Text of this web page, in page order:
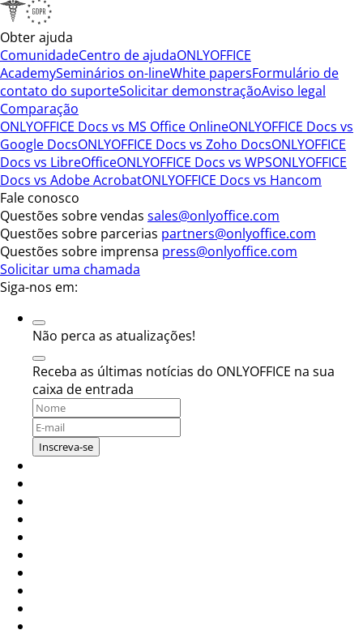
Obter ajuda
ComunidadeCentro de ajudaONLYOFFICE
AcademySeminários on-lineWhite papersFormulário de
contato do suporteSolicitar demonstraçãoAviso legal
Comparação
ONLYOFFICE Docs vs MS Office OnlineONLYOFFICE Docs vs
Google DocsONLYOFFICE Docs vs Zoho DocsONLYOFFICE
Docs vs LibreOfficeONLYOFFICE Docs vs WPSONLYOFFICE
Docs vs Adobe AcrobatONLYOFFICE Docs vs Hancom
Fale conosco
Questões sobre vendas sales@onlyoffice.com
Questões sobre parcerias partners@onlyoffice.com
Questões sobre imprensa press@onlyoffice.com
Solicitar uma chamada
Siga-nos em:
Não perca as atualizações!
Receba as últimas notícias do ONLYOFFICE na sua
caixa de entrada
Inscreva-se